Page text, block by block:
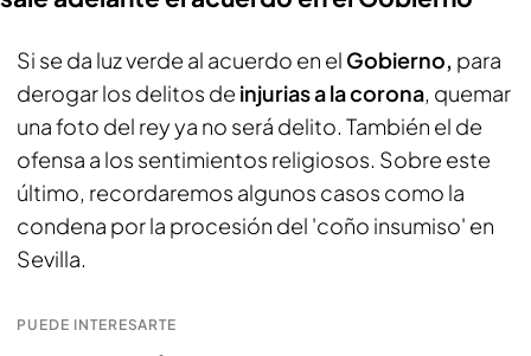
Si se da luz verde al acuerdo en el Gobierno, para
derogar los delitos de injurias a la corona, quemar
una foto del rey ya no será delito. También el de
ofensa a los sentimientos religiosos. Sobre este
último, recordaremos algunos casos como la
condena por la procesión del 'coño insumiso' en
Sevilla.
PUEDE INTERESARTE